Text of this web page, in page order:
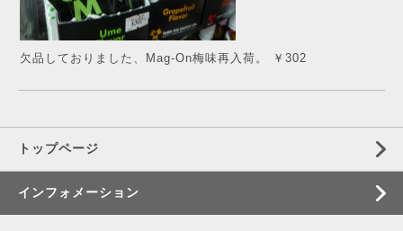
欠品しておりました、Mag-On梅味再入荷。 ￥302
トップページ
インフォメーション